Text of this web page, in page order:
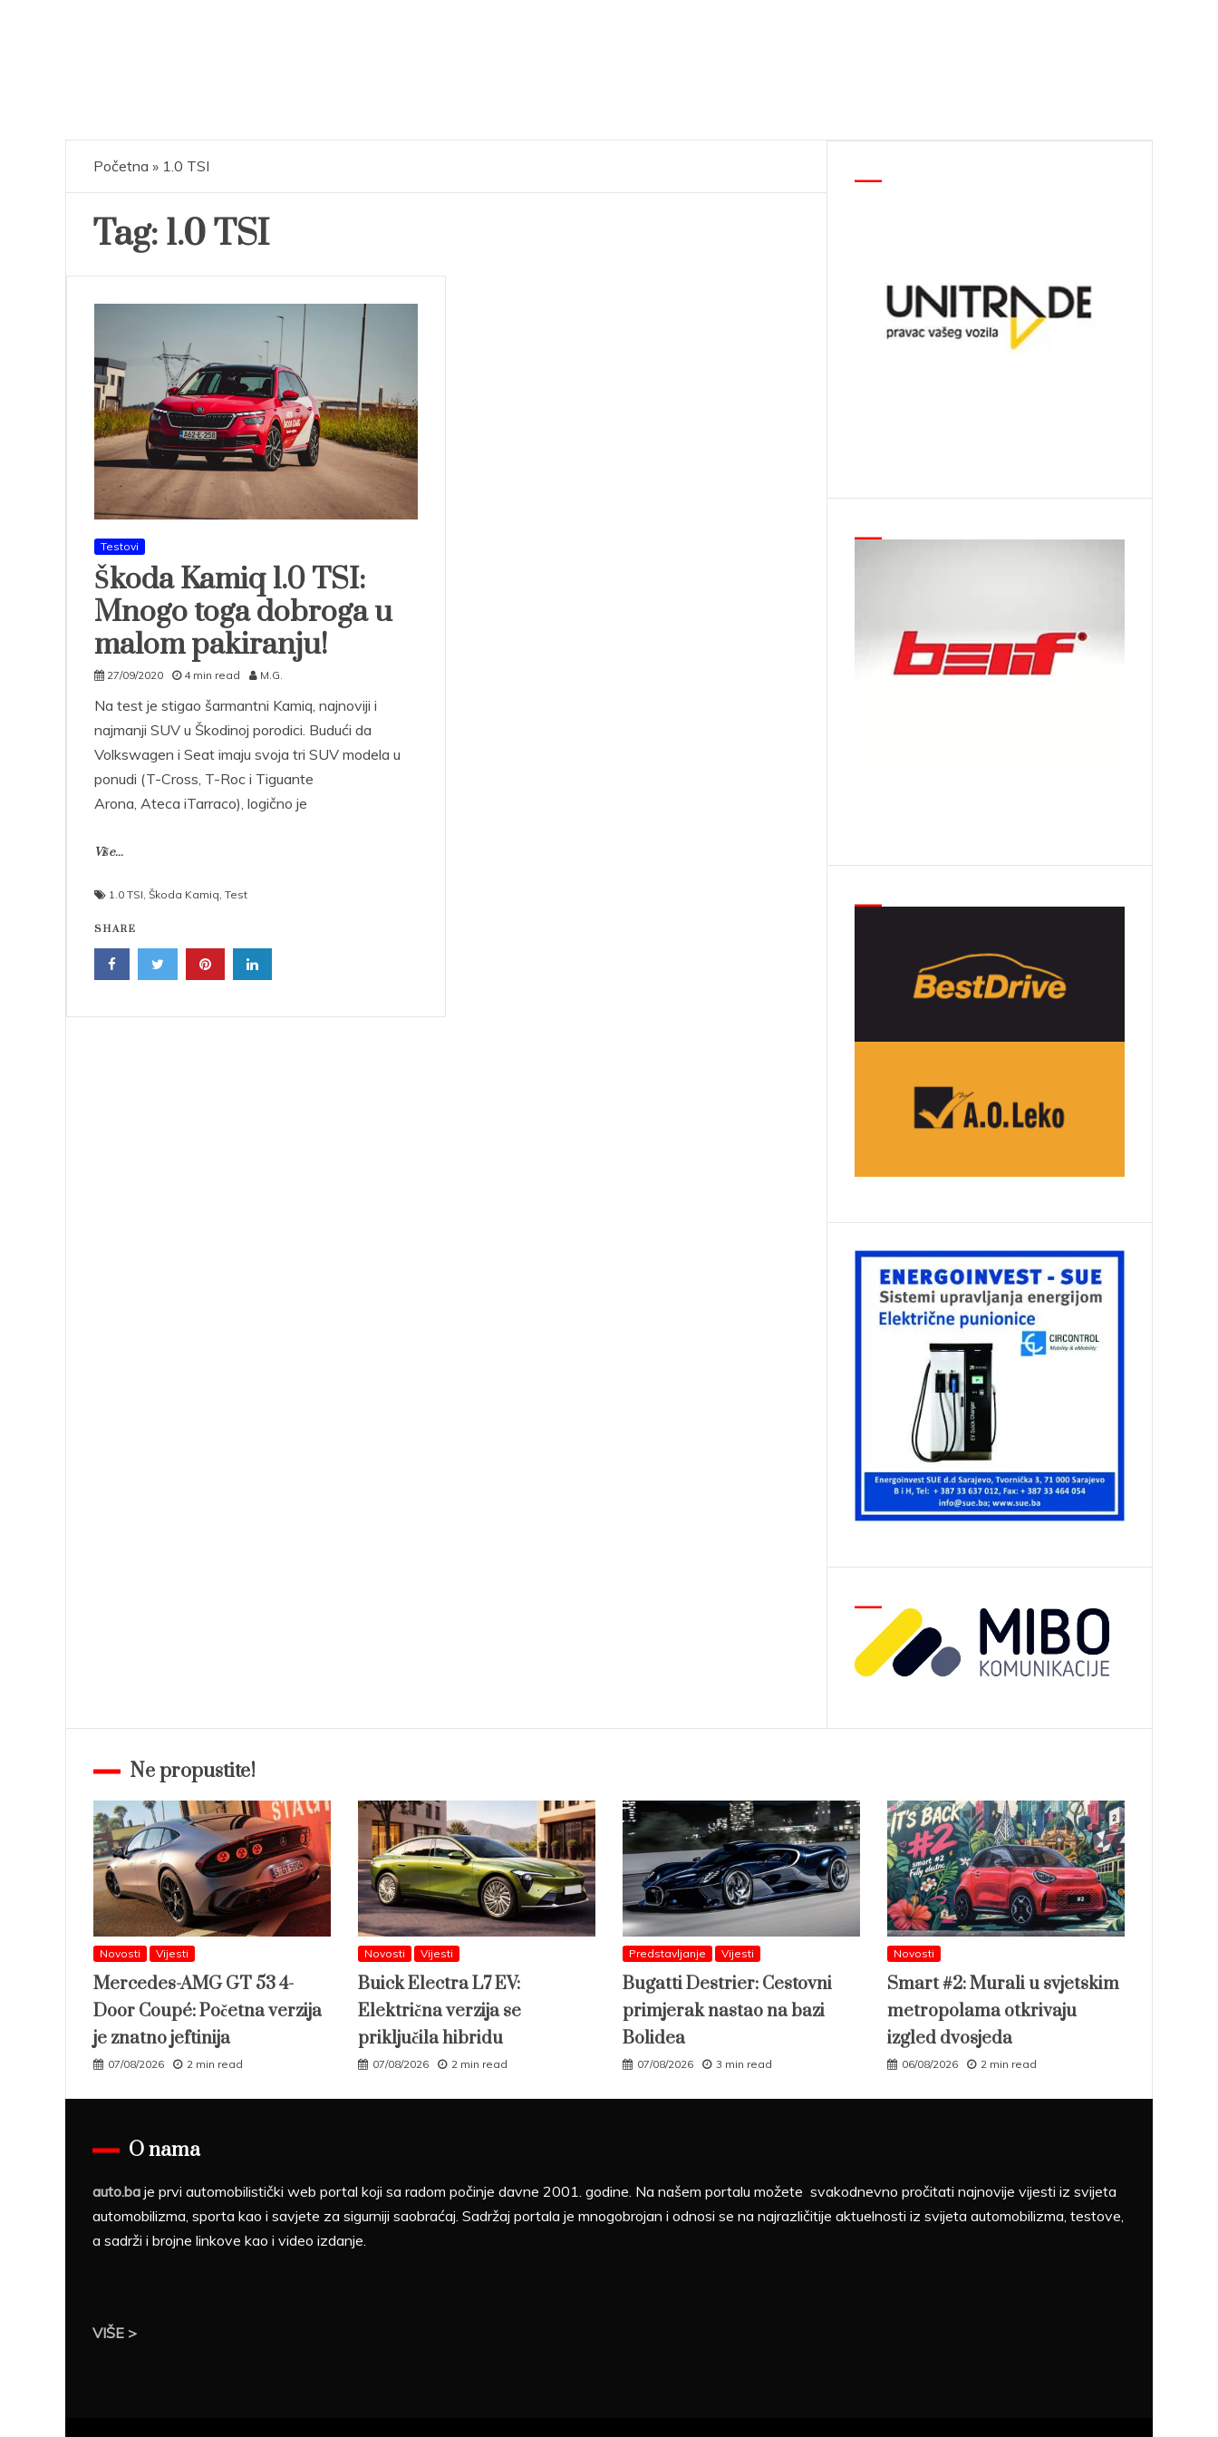
Početna » 1.0 TSI
Tag: 1.0 TSI
Testovi
Škoda Kamiq 1.0 TSI:
Mnogo toga dobroga u
malom pakiranju!
27/09/2020 4 min read M.G.
Na test je stigao šarmantni Kamiq, najnoviji i
najmanji SUV u Škodinoj porodici. Budući da
Volkswagen i Seat imaju svoja tri SUV modela u
ponudi (T-Cross, T-Roc i Tiguante
Arona, Ateca iTarraco), logično je
Više...
1.0 TSI, Škoda Kamiq, Test
SHARE
Ne propustite!
Novosti Vijesti
Mercedes-AMG GT 53 4-
Door Coupé: Početna verzija
je znatno jeftinija
07/08/2026 2 min read
Novosti Vijesti
Buick Electra L7 EV:
Električna verzija se
priključila hibridu
07/08/2026 2 min read
Predstavljanje Vijesti
Bugatti Destrier: Cestovni
primjerak nastao na bazi
Bolidea
07/08/2026 3 min read
Novosti
Smart #2: Murali u svjetskim
metropolama otkrivaju
izgled dvosjeda
06/08/2026 2 min read
O nama
auto.ba je prvi automobilistički web portal koji sa radom počinje davne 2001. godine. Na našem portalu možete svakodnevno pročitati najnovije vijesti iz svijeta
automobilizma, sporta kao i savjete za sigurniji saobraćaj. Sadržaj portala je mnogobrojan i odnosi se na najrazličitije aktuelnosti iz svijeta automobilizma, testove,
a sadrži i brojne linkove kao i video izdanje.
VIŠE >